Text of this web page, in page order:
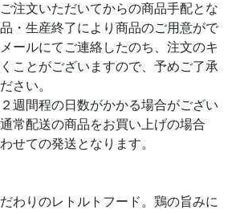
注文いただいてからの商品手配とな
・生産終了により商品のご用意がで
ールにてご連絡したのち、注文のキ
ことがございますので、予めご了承
さい。
週間程の日数がかかる場合がござい
常配送の商品をお買い上げの場合
せての発送となります。
わりのレトルトフード。鶏の旨みに